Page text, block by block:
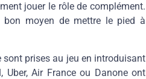
jouer le rôle de complément.
bon moyen de mettre le pied à
sont prises au jeu en introduisant
Uber, Air France ou Danone ont